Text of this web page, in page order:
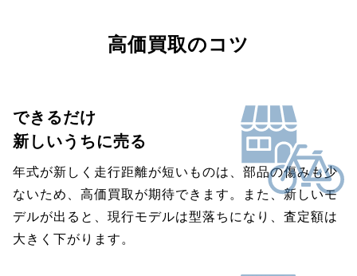
高価買取のコツ
できるだけ
新しいうちに売る
年式が新しく走行距離が短いものは、部品の傷みも少
ないため、高価買取が期待できます。また、新しいモ
デルが出ると、現行モデルは型落ちになり、査定額は
大きく下がります。